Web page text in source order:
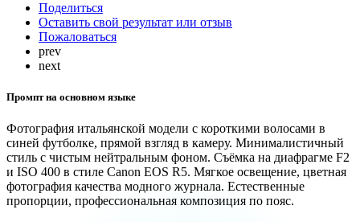
Поделиться
Оставить свой результат или отзыв
Пожаловаться
prev
next
Промпт на основном языке
Фотография итальянской модели с короткими волосами в
синей футболке, прямой взгляд в камеру. Минималистичный
стиль с чистым нейтральным фоном. Съёмка на диафрагме F2
и ISO 400 в стиле Canon EOS R5. Мягкое освещение, цветная
фотография качества модного журнала. Естественные
пропорции, профессиональная композиция по пояс.